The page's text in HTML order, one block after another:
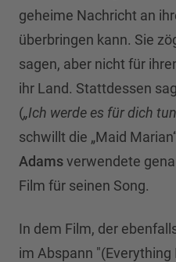
geheime Nachricht an
überbringen kann. Sie
sagen, aber nicht für
ihr Land. Stattdessen
(„Ich werde es für dich
schwillt die „Maid
Adamsverwendete
Film für seinen Song.
In dem Film, der
im Abspann "(Everything